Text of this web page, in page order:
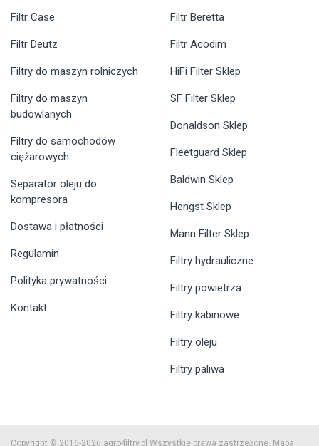
Filtr Case
Filtr Deutz
Filtr Beretta
Filtr Acodim
Filtry do maszyn rolniczych
Filtry do maszyn
budowlanych
Filtry do samochodów
ciężarowych
Separator oleju do
kompresora
Dostawa i płatności
Regulamin
Polityka prywatności
Kontakt
HiFi Filter Sklep
SF Filter Sklep
Donaldson Sklep
Fleetguard Sklep
Baldwin Sklep
Hengst Sklep
Mann Filter Sklep
Filtry hydrauliczne
Filtry powietrza
Filtry kabinowe
Filtry oleju
Filtry paliwa
Copyright © 2016-2026 agro-filtry.pl Wszystkie prawa zastrzeżone. Mapa